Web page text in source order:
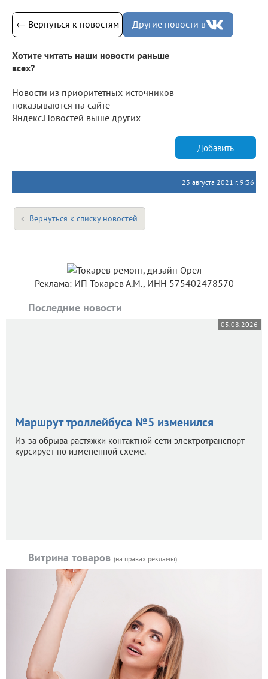
← Вернуться к новостям Другие новости в
Хотите читать наши новости раньше
всех?
Новости из приоритетных источников
показываются на сайте
Яндекс.Новостей выше других
Добавить
23 августа 2021 г. 9:36
Вернуться к списку новостей
Реклама: ИП Токарев А.М., ИНН 575402478570
Последние новости
05.08.2026
Маршрут троллейбуса №5 изменился
Из-за обрыва растяжки контактной сети электротранспорт
курсирует по измененной схеме.
Витрина товаров (на правах рекламы)